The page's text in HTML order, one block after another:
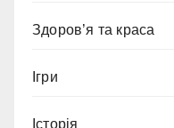
Здоров’я та краса
Ігри
Історія